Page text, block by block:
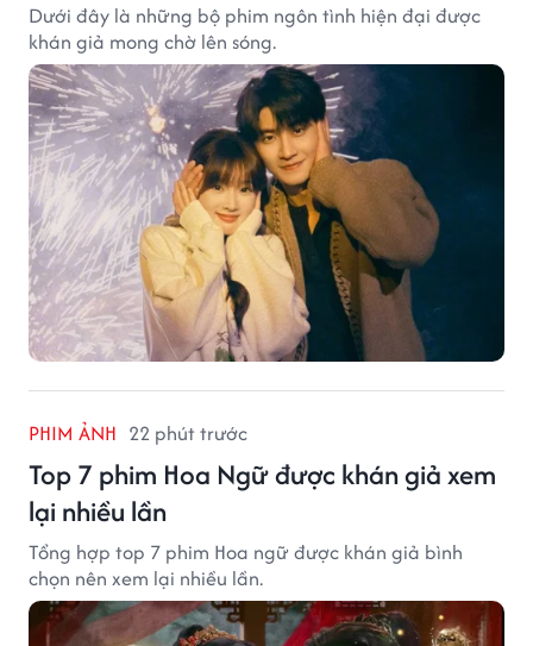
Dưới đây là những bộ phim ngôn tình hiện đại được
khán giả mong chờ lên sóng.
PHIM ẢNH 22 phút trước
Top 7 phim Hoa Ngữ được khán giả xem
lại nhiều lần
Tổng hợp top 7 phim Hoa ngữ được khán giả bình
chọn nên xem lại nhiều lần.